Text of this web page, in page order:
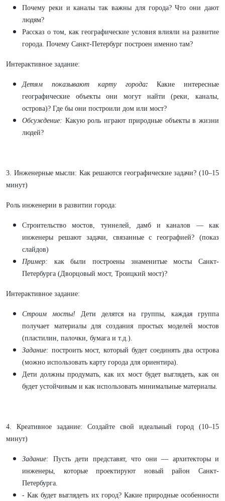
Почему реки и каналы так важны для города? Что они дают
людям?
Рассказ о том, как географические условия влияли на развитие
города. Почему Санкт-Петербург построен именно там?
Интерактивное задание:
Детям показывают карту города: Какие интересные
географические объекты они могут найти (реки, каналы,
острова)? Где бы они построили дом или мост?
Обсуждение: Какую роль играют природные объекты в жизни
людей?
3. Инженерные мысли: Как решаются географические задачи? (10–15
минут)
Роль инженерии в развитии города:
Строительство мостов, туннелей, дамб и каналов — как
инженеры решают задачи, связанные с географией? (показ
слайдов)
Пример: как были построены знаменитые мосты Санкт-
Петербурга (Дворцовый мост, Троицкий мост)?
Интерактивное задание:
Строим мосты! Дети делятся на группы, каждая группа
получает материалы для создания простых моделей мостов
(пластилин, палочки, бумага и т.д.).
Задание: построить мост, который будет соединять два острова
(можно использовать карту города для ориентира).
Дети должны продумать, как их мост будет выглядеть, как он
будет устойчивым и как использовать минимальные материалы.
4. Креативное задание: Создайте свой идеальный город (10–15
минут)
Задание: Пусть дети представят, что они — архитекторы и
инженеры, которые проектируют новый район Санкт-
Петербурга.
- Как будет выглядеть их город? Какие природные особенности